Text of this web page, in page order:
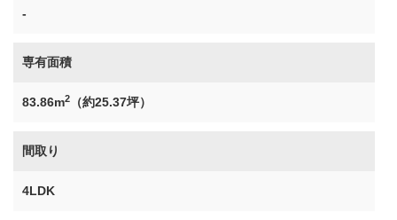
-
専有面積
83.86m2 （約25.37坪）
間取り
4LDK